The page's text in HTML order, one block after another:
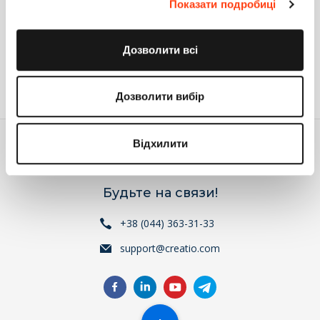
Показати подробиці
Дозволити всі
Дозволити вибір
Відхилити
тем более, что наследование реализованопо Вашей
Войдитеилизарегистрируйтесь, что бы комментировать
Будьте на связи!
+38 (044) 363-31-33
support@creatio.com